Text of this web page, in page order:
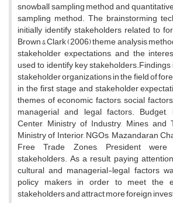
snowball sampling method and
sampling method. The brainstorming
initially identify stakeholders related to
Brown & Clark (2006) theme analysis
stakeholder expectations, and the
used to identify key
stakeholder organizations in the field of
in the first stage and stakeholder
themes of economic factors, social
managerial and legal factors. Budget,
Center, Ministry of Industry, Mines and
Ministry of Interior, NGOs, Mazandaran
Free Trade Zones, President
stakeholders. As a result, paying
cultural and managerial-legal factors
policy makers in order to meet the
stakeholders and attract more foreign